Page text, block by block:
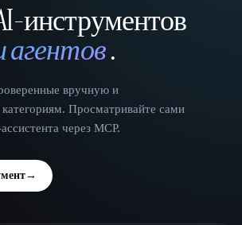
инструментов
агентов.
вручную и
Просматривайте сами
через MCP.
→